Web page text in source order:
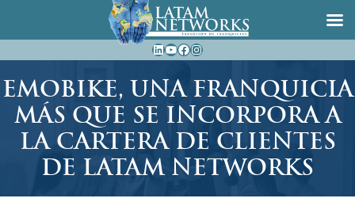
al
LinkedIn
YouTube
Facebook
Instagram
EMOBIKE, UNA FRANQUICIA
MÁS QUE SE INCORPORA A
LA CARTERA DE CLIENTES
DE LATAM NETWORKS